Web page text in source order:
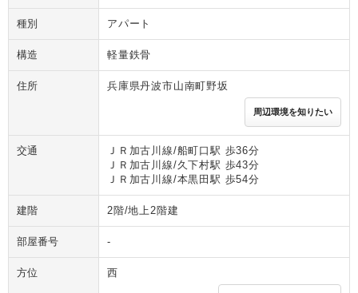
種別 アパート
構造 軽量鉄骨
住所 兵庫県丹波市山南町野坂
周辺環境を知りたい
交通
ＪＲ加古川線/船町口駅 歩36分
ＪＲ加古川線/久下村駅 歩43分
ＪＲ加古川線/本黒田駅 歩54分
建階 2階/地上2階建
部屋番号 -
方位 西